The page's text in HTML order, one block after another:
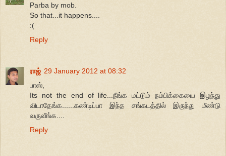
Parba by mob.
So that...it happens....
:(
Reply
ராஜ் 29 January 2012 at 08:32
பாஸ்,
Its not the end of life...நீங்க மட்டும் நம்பிக்கையை இழந்து
விடாதேங்க......கண்டிப்பா இந்த சங்கடத்தில் இருந்து மீண்டு
வருவீங்க....
Reply